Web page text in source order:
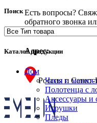
Есть вопросы?
обратного звонка
указанному выше.
Адрес:
Россия г.
Поиск
Каталог продукции
Дом
Часы и
Полотенца с
Аксессуары и
Игрушки
Пледы